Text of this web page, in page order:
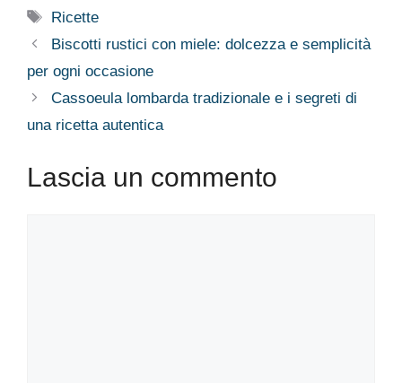
Tag
Ricette
Biscotti rustici con miele: dolcezza e semplicità
per ogni occasione
Cassoeula lombarda tradizionale e i segreti di
una ricetta autentica
Lascia un commento